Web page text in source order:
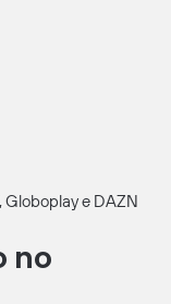
Globoplay e DAZN
no